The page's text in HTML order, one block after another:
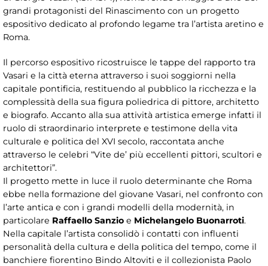
grandi protagonisti del Rinascimento con un progetto
espositivo dedicato al profondo legame tra l’artista aretino e
Roma.
Il percorso espositivo ricostruisce le tappe del rapporto tra
Vasari e la città eterna attraverso i suoi soggiorni nella
capitale pontificia, restituendo al pubblico la ricchezza e la
complessità della sua figura poliedrica di pittore, architetto
e biografo. Accanto alla sua attività artistica emerge infatti il
ruolo di straordinario interprete e testimone della vita
culturale e politica del XVI secolo, raccontata anche
attraverso le celebri “Vite de’ più eccellenti pittori, scultori e
architettori”.
Il progetto mette in luce il ruolo determinante che Roma
ebbe nella formazione del giovane Vasari, nel confronto con
l’arte antica e con i grandi modelli della modernità, in
particolare Raffaello Sanzio e Michelangelo Buonarroti.
Nella capitale l’artista consolidò i contatti con influenti
personalità della cultura e della politica del tempo, come il
banchiere fiorentino Bindo Altoviti e il collezionista Paolo